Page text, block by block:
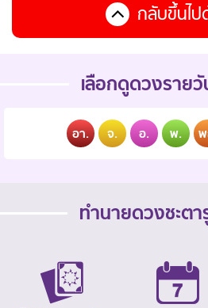
กลับขึ้นไป
เลือกดูดวงราย
อา. จ. อ. พ. พ
ทำนายดวงชะต